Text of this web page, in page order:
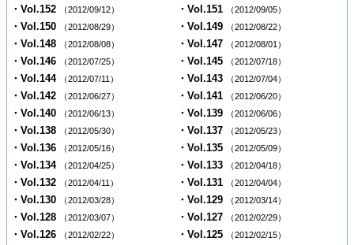
・Vol.152 （2012/09/12） ・Vol.151 （2012/09/05）
・Vol.150 （2012/08/29） ・Vol.149 （2012/08/22）
・Vol.148 （2012/08/08） ・Vol.147 （2012/08/01）
・Vol.146 （2012/07/25） ・Vol.145 （2012/07/18）
・Vol.144 （2012/07/11） ・Vol.143 （2012/07/04）
・Vol.142 （2012/06/27） ・Vol.141 （2012/06/20）
・Vol.140 （2012/06/13） ・Vol.139 （2012/06/06）
・Vol.138 （2012/05/30） ・Vol.137 （2012/05/23）
・Vol.136 （2012/05/16） ・Vol.135 （2012/05/09）
・Vol.134 （2012/04/25） ・Vol.133 （2012/04/18）
・Vol.132 （2012/04/11） ・Vol.131 （2012/04/04）
・Vol.130 （2012/03/28） ・Vol.129 （2012/03/14）
・Vol.128 （2012/03/07） ・Vol.127 （2012/02/29）
・Vol.126 （2012/02/22） ・Vol.125 （2012/02/15）